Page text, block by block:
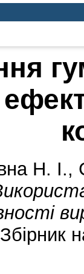
Н. І.,